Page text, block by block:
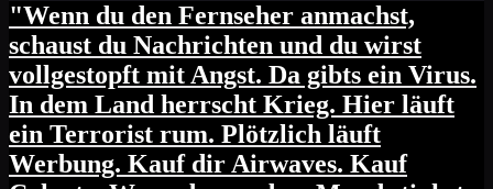
"Wenn du den Fernseher anmachst,
schaust du Nachrichten und du wirst
vollgestopft mit Angst. Da gibts ein Virus.
In dem Land herrscht Krieg. Hier läuft
ein Terrorist rum. Plötzlich läuft
Werbung. Kauf dir Airwaves. Kauf